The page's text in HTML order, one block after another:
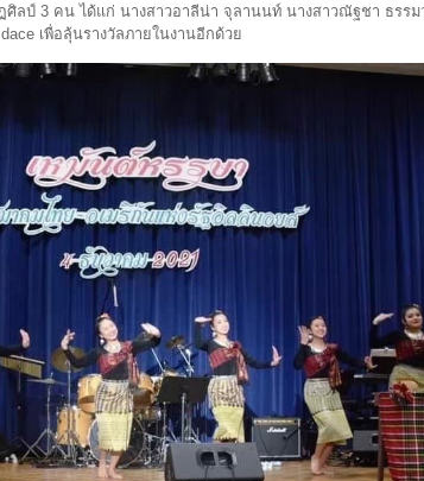
ลป์ 3 คน ได้แก่ นางสาวอาลีน่า จุลานนท์ นางสาวณัฐชา ธรรม
เพื่อลุ้นรางวัลภายในงานอีกด้วย